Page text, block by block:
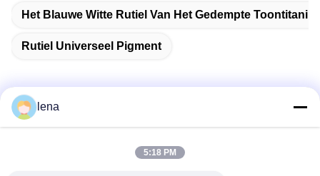
Het Blauwe Witte Rutiel Van Het Gedempte
Rutiel Universeel Pigment
lena
5:18 PM